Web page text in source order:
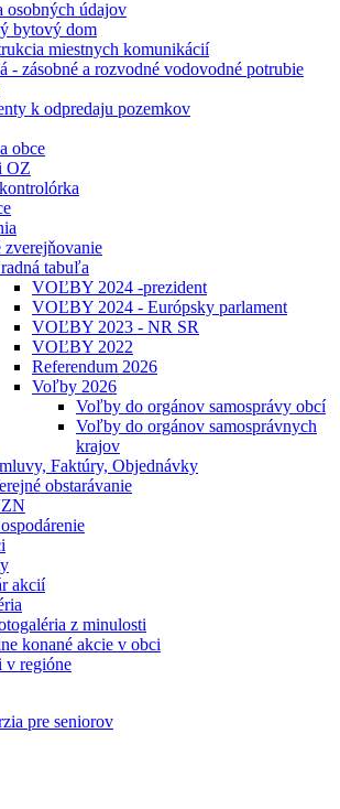
osobných údajov
bytový dom
miestnych komunikácií
- zásobné a rozvodné vodovodné potrubie
k odpredaju pozemkov
obce
OZ
zverejňovanie
tabuľa
VOĽBY 2024 -prezident
VOĽBY 2024 - Európsky parlament
VOĽBY 2023 - NR SR
VOĽBY 2022
Referendum 2026
Voľby 2026
Voľby do orgánov samosprávy obcí
Voľby do orgánov samosprávnych
krajov
Faktúry, Objednávky
obstarávanie
akcií
z minulosti
konané akcie v obci
v regióne
pre seniorov